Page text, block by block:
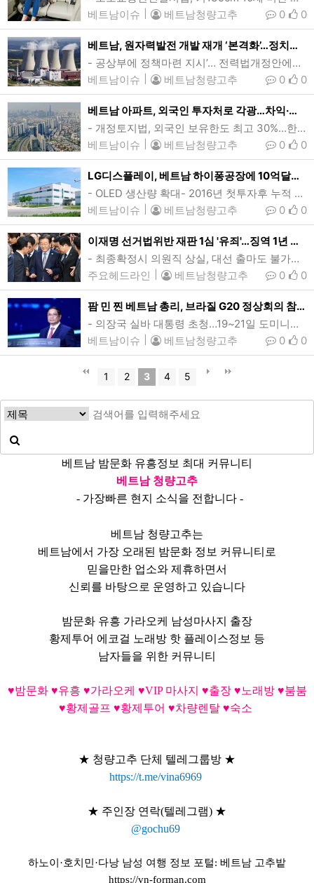
베트남이슈
베트남청량고추 0
0
베트남, 원자력발전 개발 재개 ‘본격화’…정치국 합의
- 공상부에 정책마련 지시’… 전력법개정안에도 포함- 2026~2030년 전력난, 에너지안보 ‘위협’…연구유학생 400여명 ‘핵심 인적자원’베트남이 원전개발 재개를 공식화했다. 정부는 원자력 발전이 안정적인 전력 공급을 통해 에너지 안보는 물론 지속가능한 청정 전력원이 될 것으로 기대하고 있다. (사진=baophapluat)[인사이드비나=하노이, 떤 풍(Tan phung) 기자] 베트남이 원전개발 재개를 공식화했다. 정부는 원자력 발전이 안정적인 전력 공급을 통해 에너지 안보는 물론 지속가능한 청정 전력원이 될 것으로 기대…
베트남이슈
베트남청량고추 0
0
베트남 아파트, 외국인 투자처로 각광…차익·임대수익 ‘일석이조’
- 개정토지법, 외국인 보유한도 최고 30%…한국·중국 등 아시아 출신 70%- 안정적 경제성장, 경제지표 지속 개선 등…결혼·은퇴후 장기체류자에 매력적호치민 투득시(옛 2군) 일대 전경. 올들어 베트남 아파트에 대한 외국인들의 매수세가 이어지고 있는 것으로 나타났다. 앞서 베트남은 2014년 주택법 개정을 통해 외국인들의 상업용 아파트 구매를 허용했다. 현재 외국인 쿼터는 개별사업의 전체 세대중 최대 30%이다. (사진=VnExpress/Quynh Tran)[인사이드비나=호치민, 응웬 늇(Nguyen n…
베트남이슈
베트남청량고추 0
0
LG디스플레이, 베트남 하이퐁공장에 10억달러(1.4조원) 추가투자
- OLED 생산량 확대- 2016년 첫투자후 누적 56.5억달러…현지 최대 외국인투자자LG디스플레이가 베트남 하이퐁공장에 10억달러를 추가투자해 OLED 생산을 확대한다. 이번 투자로 LG디스플레이의 누적투자는 모두 56억5000만달러로 하이퐁시의 최대 외국인투자자 자리를 굳건히 하게 된다. (사진=LG디스플레이) [인사이드비나=하노이, 장연환 기자] LG디스플레이가 베트남 북부 하이퐁 생산시설에 10억달러(1조4000억원) 추가투자에 나선다.16일 베트남 매체 브이앤익스프레스(VnExpress) 등에 따르면 LG디스플레…
베트남이슈
베트남청량고추 0
0
이재명 선거법위반 재판 1심 '유죄'…징역 1년 집행유예 2년
- 최종확정시 의원직 상실, 대선 출마도 불가능- ‘김문기 모른다’ ‘백현동 직무유기 협박' 발언은 허위사실- 이 대표 "도저히 수긍하기 어려운 결론, 항소하게 될 것이재명 더불어민주당 대표가 서울중앙지방법원의 공직선거법 위반 혐의 선고 공판에 참석하기 위해 법원에 출석하고 있다. 법원은 이날 이 대표에게 징역 1년에 집행유예 2년을 선고했으며, 이 대표는 재판후 굳은 표정으로 법정을 나와 항소 의사를 밝혔다. 1심 판결이 항소심과 대법원에서 최종 확정되면 이 대표는 의원직을 상실하고 대통령선거에도 출마할 수 없다. (사진=이용진 …
주요헤드라인
베트남청량고추 0
0
팜 민 찐 베트남 총리, 브라질 G20 정상회의 참석…16~19일
- 의장국 실바 대통령 초청…19~21일 도미니카공화국 공식방문지난달 사우디아라비아 리야드를 방문했던 팜 민 찐 베트남 총리가 투자포럼에서 연설하고 있는 모습. 찐 총리는 G20 정상회의 참석과 공식 방문 등 일정으로 오는 16~21일 브라질과 도미니카공화국 순방길에 오를 예정이다. (사진=베트남 정부포털/Nhat Bac)[인사이드비나=하노이, 떤 풍(Tan phung) 기자] 팜 민 찐(Pham Minh Chinh) 베트남 총리가 G20(주요 20개국 협의체) 정상회의 참석차 브라질을 방문한다.베트남 외교부에 …
베트남이슈
베트남청량고추 0
0
1 2 3 4 5
베트남 밤문화 유흥정보 최대 커뮤니티
베트남 청량고추
- 가장빠른 현지 소식을 전합니다 -
베트남 청량고추는
베트남에서 가장 오래된 밤문화 정보 커뮤니티로
믿을만한 업소와 제휴하면서
신뢰를 바탕으로 운영하고 있습니다
밤문화 유흥 가라오케 남성마사지 출장
황제투어 에코걸 노래방 핫 플레이스정보 등
남자들을 위한 커뮤니티
♥밤문화 ♥유흥 ♥가라오케 ♥VIP 마사지 ♥출장 ♥노래방 ♥붐붐
♥황제골프 ♥황제투어 ♥차량렌탈 ♥숙소
★ 청량고추 단체 텔레그룹방 ★
https://t.me/vina6969
★ 주인장 연락(텔레그램) ★
@gochu69
하노이·호치민·다낭 남성 여행 정보 포털: 베트남 고추밭
https://vn-forman.com